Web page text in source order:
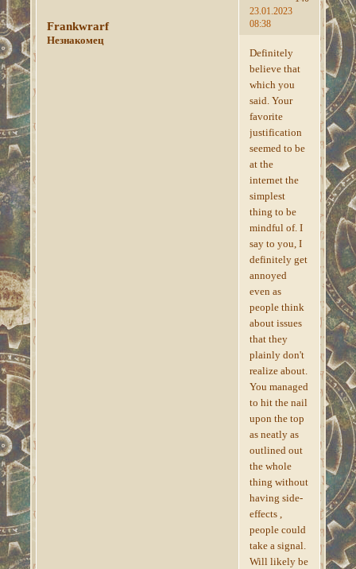
23.01.2023
08:38
Frankwrarf
Незнакомец
Definitely
believe that
which you
said. Your
favorite
justification
seemed to be
at the
internet the
simplest
thing to be
mindful of. I
say to you, I
definitely get
annoyed
even as
people think
about issues
that they
plainly don't
realize about.
You managed
to hit the nail
upon the top
as neatly as
outlined out
the whole
thing without
having side-
effects ,
people could
take a signal.
Will likely be